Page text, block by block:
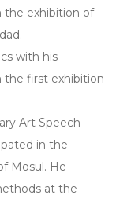
the exhibition of
with his
the first exhibition
Art Speech
in the
Mosul. He
at the